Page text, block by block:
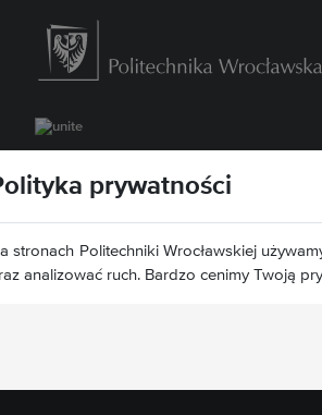
ul. Łukasiewicza 5
Deklaracja dostępności »
prywatności
stronach Politechniki Wrocławskiej
analizować ruch. Bardzo cenimy Twoją